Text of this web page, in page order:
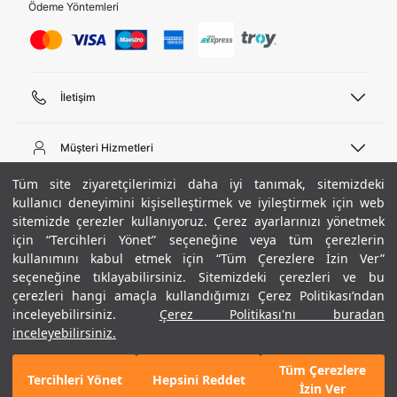
Tüm site ziyaretçilerimizi daha iyi tanımak, sitemizdeki
kullanıcı deneyimini kişiselleştirmek ve iyileştirmek için web
sitemizde çerezler kullanıyoruz. Çerez ayarlarınızı yönetmek
için “Tercihleri Yönet” seçeneğine veya tüm çerezlerin
kullanımını kabul etmek için “Tüm Çerezlere İzin Ver”
seçeneğine tıklayabilirsiniz. Sitemizdeki çerezleri ve bu
çerezleri hangi amaçla kullandığımızı Çerez Politikası’ndan
inceleyebilirsiniz.
Çerez Politikası'nı buradan
inceleyebilirsiniz.
Tercihleri Yönet Hepsini Reddet
Tüm Çerezlere
İzin Ver
+ 13 Renk
GELINCE HABER VER
Ödeme Yöntemleri
İletişim
444 02 00
Pazartesi - Cuma 09:00 - 18:00
E-posta
bilgi@underarmour.com
Müşteri Hizmetleri
Sipariş Sorgulama
Bize Ulaşın
Teslimat Bilgileri
İşlem Rehberi
İade ve Değişimler
Sıkça Sorulan Sorular
Beden Rehberi
Site Haritası
Hakkımızda
Ticari Bilgiler
Hükümler ve Koşullar
Gizlilik Politikası
Çerez Politikası
Kariyer
ETBİS
UA Sosyal Medya
Instagram
Facebook
Twitter
Popüler Kategoriler
Erkek Basketbol Ayakkabısı
Çocuk Basketbol Ayakkabısı
Erkek Eşofman